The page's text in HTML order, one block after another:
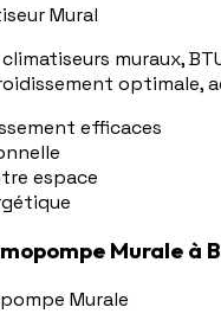
Mural
muraux,
optimale,
efficaces
espace
Murale à
Murale